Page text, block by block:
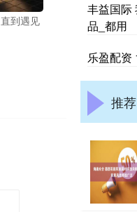
到遇见
丰益国际
品_都用
乐盈配资
推